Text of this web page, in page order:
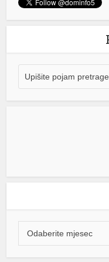
granične kontrole
bezbjednosti i
privremenoj […][...]